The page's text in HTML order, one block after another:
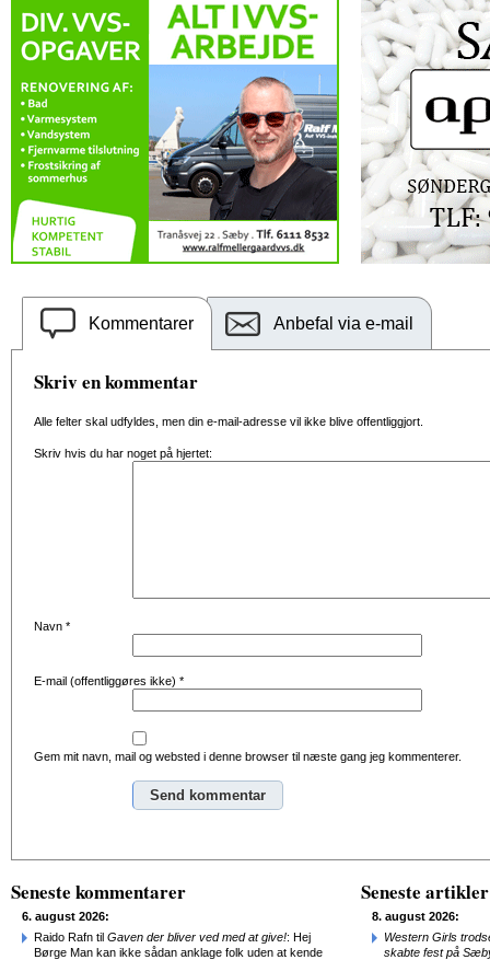
Kommentarer Anbefal via e-mail
Skriv en kommentar
Alle felter skal udfyldes, men din e-mail-adresse vil ikke blive offentliggjort.
Skriv hvis du har noget på hjertet:
Navn *
E-mail (offentliggøres ikke) *
Gem mit navn, mail og websted i denne browser til næste gang jeg kommenterer.
Seneste kommentarer
6. august 2026:
Raido Rafn til Gaven der bliver ved med at give!: Hej
Børge Man kan ikke sådan anklage folk uden at kende
Seneste artikler
8. august 2026:
Western Girls
skabte fest på